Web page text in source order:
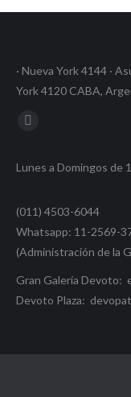
· Nueva York 4144 ·
York 4120 CABA,
Encuéntranos en:
opens
new
window
Lunes a Domingos de
(011) 4503-6044
Whatsapp: 11-2569-
(Administración de la
Gran Galería Devoto:
Devoto Plaza: